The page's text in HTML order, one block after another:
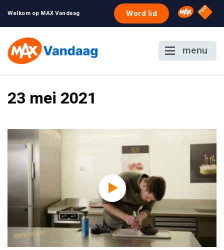
Welkom op MAX Vandaag Word lid Omroep
NPO
menu
23 mei 2021